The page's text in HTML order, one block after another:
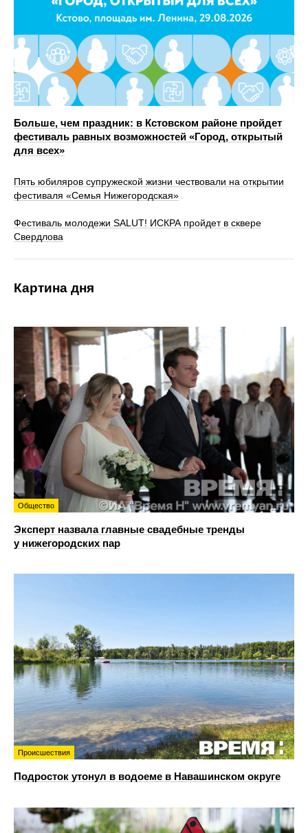
Больше, чем праздник: в Кстовском районе пройдет
фестиваль равных возможностей «Город, открытый
для всех»
Пять юбиляров супружеской жизни чествовали на открытии
фестиваля «Семья Нижегородская»
Фестиваль молодежи SALUT! ИСКРА пройдет в сквере
Свердлова
Картина дня
Общество
Эксперт назвала главные свадебные тренды
у нижегородских пар
Происшествия
Подросток утонул в водоеме в Навашинском округе